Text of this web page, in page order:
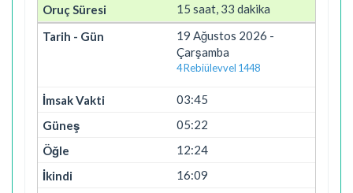
15 saat, 33 dakika
19 Ağustos 2026 -
Çarşamba
4 Rebiülevvel 1448
03:45
05:22
12:24
16:09